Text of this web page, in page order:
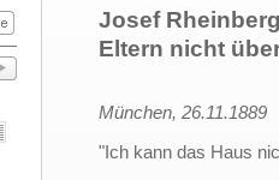
Josef
Eltern nicht
München, 26.11.1889
"Ich kann das Haus